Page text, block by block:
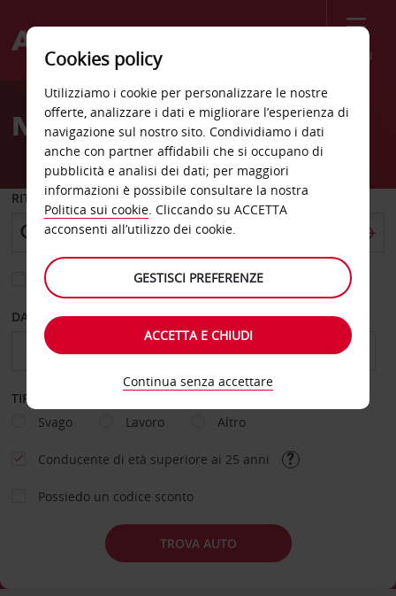
Menù
Welcome
AvisNoleggio auto Centurion
RITIRO DA
Scegli una località di riconsegna diversa
DAL GIORNO AL GIORNO
TIPOLOGIA DI NOLEGGIO
Svago
Lavoro Altro
Conducente di età superiore ai 25 anni
Possiedo un codice sconto
TROVA AUTO
Cookies policy
Utilizziamo i cookie per personalizzare le nostre
offerte, analizzare i dati e migliorare l’esperienza di
navigazione sul nostro sito. Condividiamo i dati
anche con partner affidabili che si occupano di
pubblicità e analisi dei dati; per maggiori
informazioni è possibile consultare la nostra
Politica sui cookie. Cliccando su ACCETTA
acconsenti all’utilizzo dei cookie.
GESTISCI PREFERENZE
ACCETTA E CHIUDI
Continua senza accettare